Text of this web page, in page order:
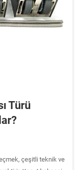
Türü
çeşitli teknik ve